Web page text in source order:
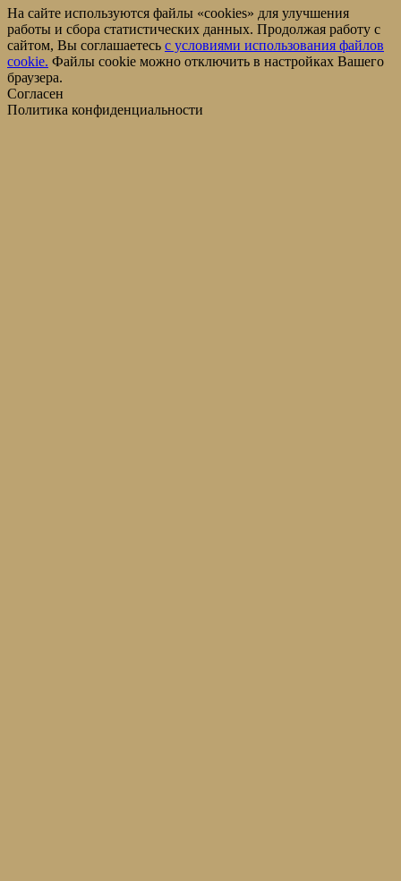
На сайте используются файлы «cookies» для улучшения
работы и сбора статистических данных. Продолжая работу с
сайтом, Вы соглашаетесь c условиями использования файлов
cookie. Файлы cookie можно отключить в настройках Вашего
браузера.
Согласен
Политика конфиденциальности